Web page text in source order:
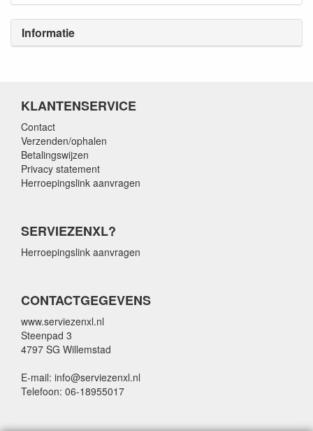
Informatie
KLANTENSERVICE
Contact
Verzenden/ophalen
Betalingswijzen
Privacy statement
Herroepingslink aanvragen
SERVIEZENXL?
Herroepingslink aanvragen
CONTACTGEGEVENS
www.serviezenxl.nl
Steenpad 3
4797 SG Willemstad
E-mail: info@serviezenxl.nl
Telefoon: 06-18955017